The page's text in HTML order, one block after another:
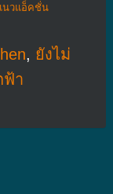
นวแอ็คชั่น
, ยังไม่
ฟ้า